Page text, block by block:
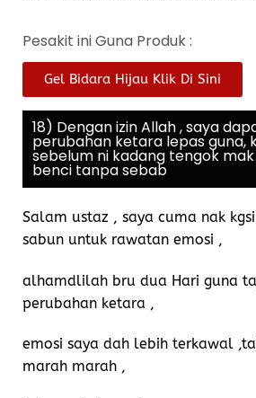
Pesakit ini Guna Produk :
Gel Bidara Hijau Klik Di Sini
18) Dengan izin Allah , saya
perubahan ketara lepas guna,
sebelum ni kadang tengok mak
benci tanpa sebab
Salam ustaz , saya cuma nak
sabun untuk rawatan emosi ,
alhamdlilah bru dua Hari guna
perubahan ketara ,
emosi saya dah lebih terkawal
marah marah ,